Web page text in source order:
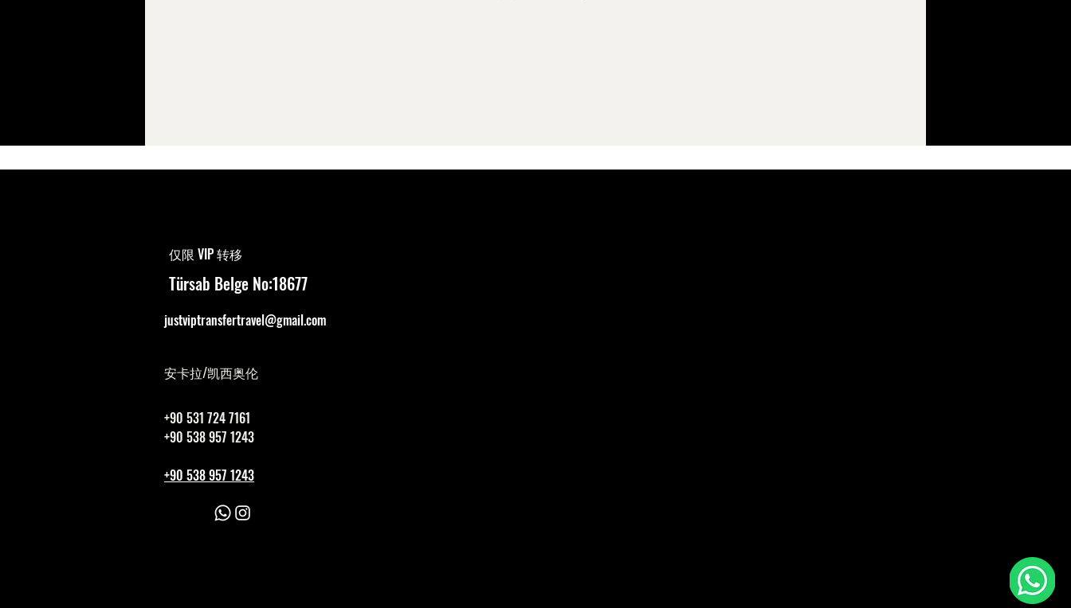
仅限 VIP 转移
Türsab Belge No:18677
justviptransfertravel@gmail.com
安卡拉/凯西奥伦
+90 531 724 7161
+90 538 957 1243
+90 538 957 1243